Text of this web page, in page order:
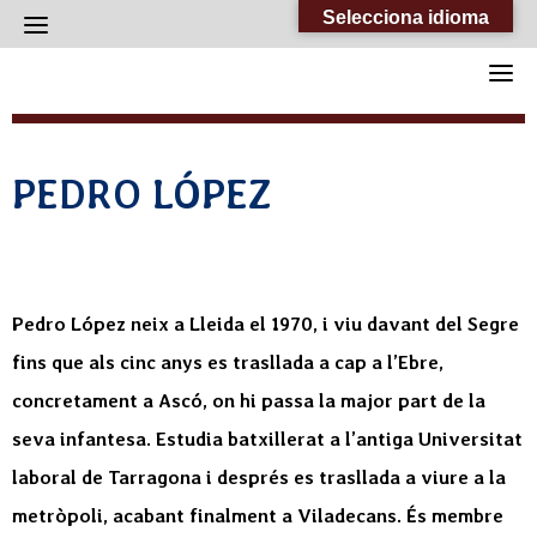
content
PEDRO LÓPEZ
Pedro López neix a Lleida el 1970, i viu davant del Segre
fins que als cinc anys es trasllada a cap a l’Ebre,
concretament a Ascó, on hi passa la major part de la
seva infantesa. Estudia batxillerat a l’antiga Universitat
laboral de Tarragona i després es trasllada a viure a la
metròpoli, acabant finalment a Viladecans. És membre
Selecciona idioma